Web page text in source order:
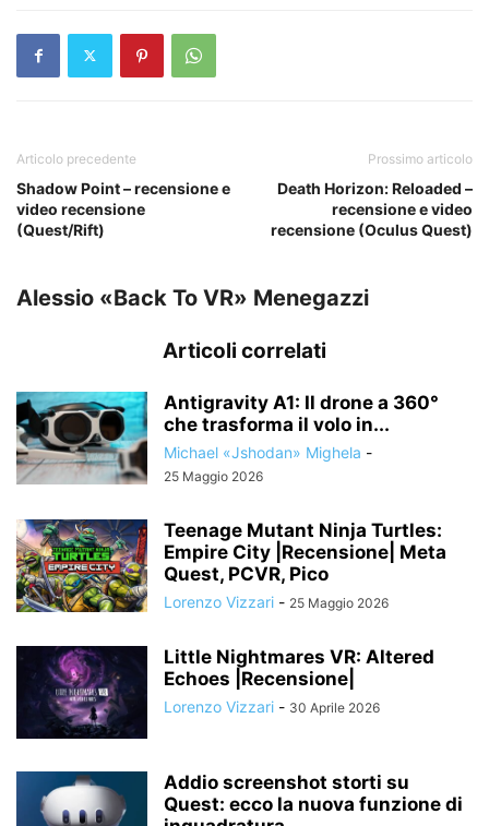
Articolo precedente
Shadow Point – recensione e
video recensione
(Quest/Rift)
Prossimo articolo
Death Horizon: Reloaded –
recensione e video
recensione (Oculus Quest)
Alessio «Back To VR» Menegazzi
Articoli correlati
Antigravity A1: Il drone a 360°
che trasforma il volo in...
Michael «Jshodan» Mighela -
25 Maggio 2026
Teenage Mutant Ninja Turtles:
Empire City |Recensione| Meta
Quest, PCVR, Pico
Lorenzo Vizzari - 25 Maggio 2026
Little Nightmares VR: Altered
Echoes |Recensione|
Lorenzo Vizzari - 30 Aprile 2026
Addio screenshot storti su
Quest: ecco la nuova funzione di